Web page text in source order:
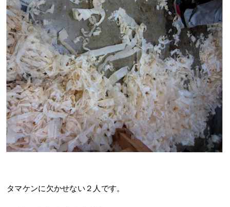
タマケンに欠かせない２人です。